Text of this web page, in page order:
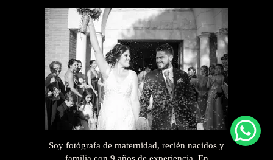
Soy fotógrafa de maternidad, recién nacidos y